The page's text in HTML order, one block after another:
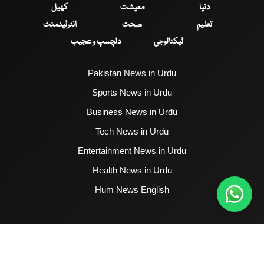
دنیا
معیشت
کھیل
تعلیم
صحت
انٹرٹینمنٹ
ٹیکنالوجی
دلچسپ و عجیب
Pakistan News in Urdu
Sports News in Urdu
Business News in Urdu
Tech News in Urdu
Entertainment News in Urdu
Health News in Urdu
Hum News English